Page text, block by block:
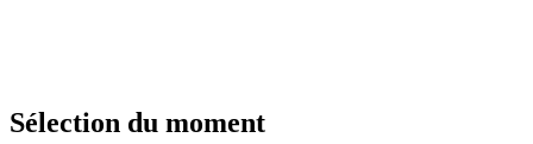
Sélection du moment